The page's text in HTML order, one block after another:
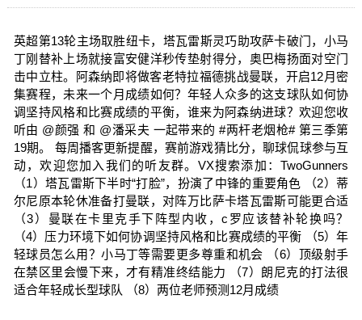
英超第13轮主场取胜纽卡，塔瓦雷斯灵巧助攻萨卡破门，小马
丁刚替补上场就接富安健洋秒传垫射得分，奥巴梅扬面对空门
击中立柱。阿森纳即将做客老特拉福德挑战曼联，开启12月密
集赛程，未来一个月成绩如何？年轻人众多的这支球队如何协
调坚持风格和比赛成绩的平衡，谁来为阿森纳进球？欢迎您收
听由 @颜强 和 @潘采夫 一起带来的 #两杆老烟枪# 第三季第
19期。 每周播客更新提醒，赛前游戏猜比分，聊球侃球参与互
动，欢迎您加入我们的听友群。VX搜索添加：TwoGunners
（1）塔瓦雷斯下半时“打脸”，扮演了中锋的重要角色 （2）蒂
尔尼原本轮休准备打曼联，对阵万比萨卡塔瓦雷斯可能更合适
（3）曼联在卡里克手下阵型内收，c罗应该替补轮换吗？
（4）压力环境下如何协调坚持风格和比赛成绩的平衡 （5）年
轻球员怎么用？小马丁等需要更多尊重和机会 （6）顶级射手
在禁区里会慢下来，才有精准终结能力 （7）朗尼克的打法很
适合年轻成长型球队 （8）两位老师预测12月成绩